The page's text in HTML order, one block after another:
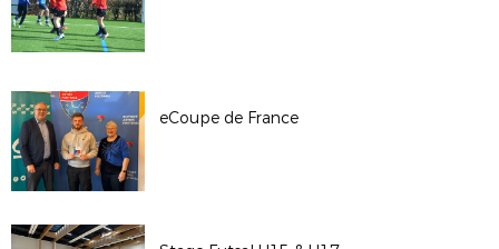
eCoupe de France